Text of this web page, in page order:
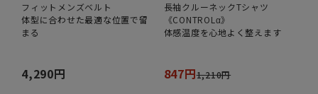
フィットメンズベルト
体型に合わせた最適な位置で留
まる
4,290円
長袖クルーネックTシャツ
《CONTROLα》
体感温度を心地よく整えます
847円1,210円